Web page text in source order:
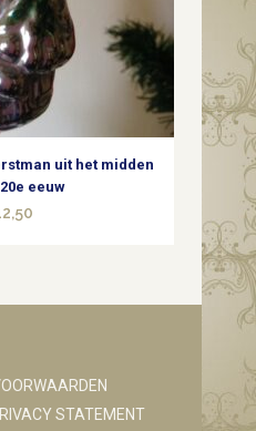
uit het midden
eeuw
STATEMENT